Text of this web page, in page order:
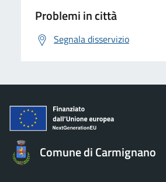
Problemi in città
Segnala disservizio
Comune di Carmignano